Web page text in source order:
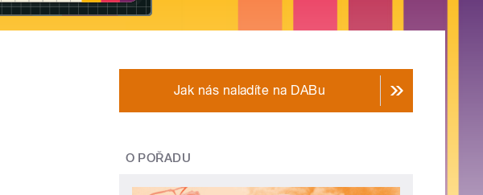
Jak nás naladíte na DABu
O POŘADU